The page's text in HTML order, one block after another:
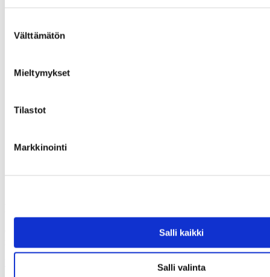
valinta
Välttämätön
Mieltymykset
Tilastot
Markkinointi
Salli kaikki
Salli valinta
Olet antanut virheellisen osoitteen tai kyseinen esine on varattu tai